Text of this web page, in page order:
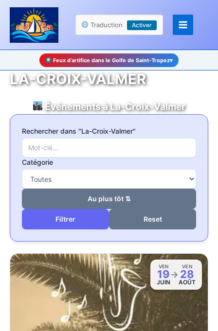
Panneau de gestion des cookies
Aller
contenu
Traduction Activer
Feux d’artifice dans le Golfe de Saint-Tropez▾
LA-CROIX-VALMER
Événements à La-Croix-Valmer
Rechercher dans "La-Croix-Valmer"
Catégorie
Au plus tôt ⇅
Reset
VEN
19
JUIN
→
VEN
28
AOÛT